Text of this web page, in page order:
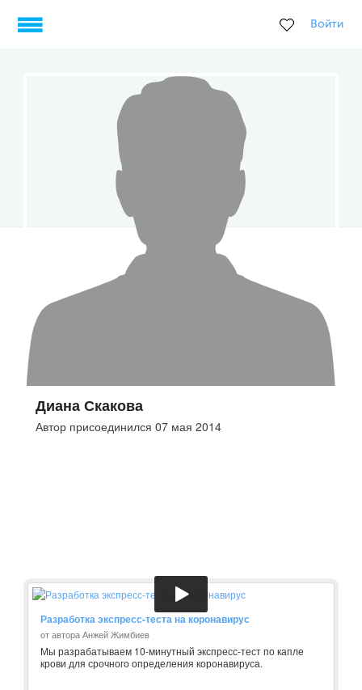
Войти
Диана Скакова
Автор присоединился 07 мая 2014
Разработка экспресс-теста на коронавирус
от автора Анжей Жимбиев
Мы разрабатываем 10-минутный экспресс-тест по капле
крови для срочного определения коронавируса.